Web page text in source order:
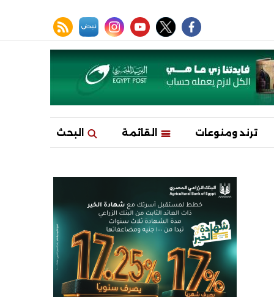
facebook
twitter
youtube
instagram
نبض rss feed
ترند ومنوعات القائمة البحث